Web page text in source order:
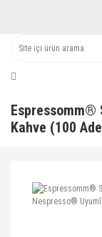
Espressomm®
Kahve (100